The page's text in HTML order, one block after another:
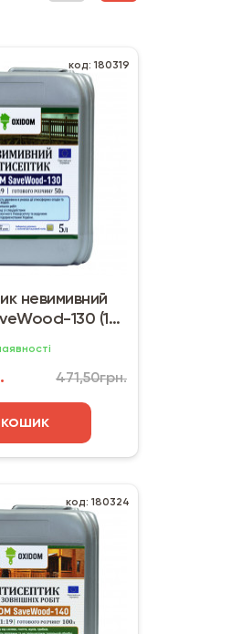
код: 180319
невимивний
130 (10
471,50грн.
код: 180324